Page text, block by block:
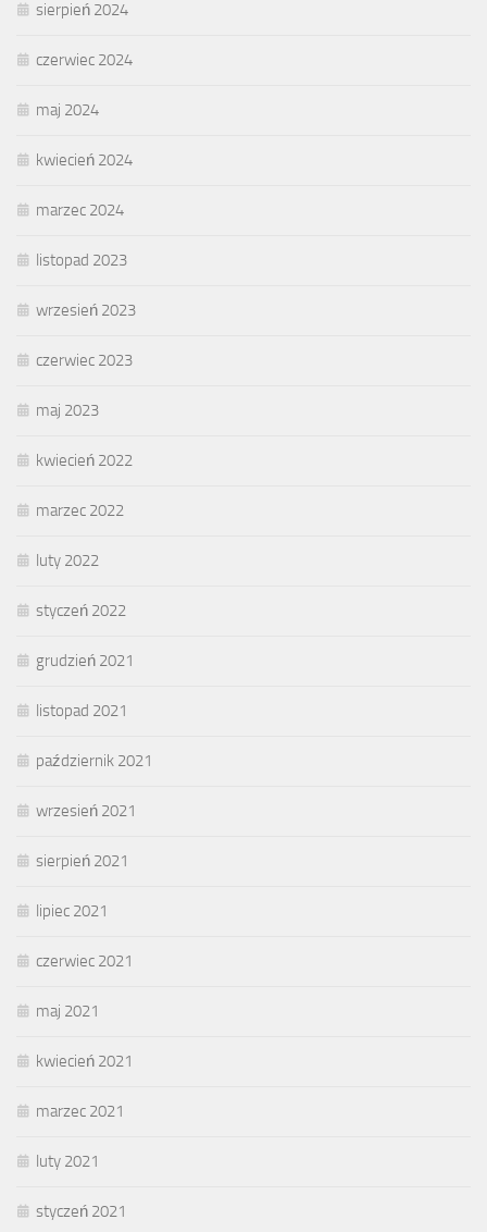
sierpień 2024
czerwiec 2024
maj 2024
kwiecień 2024
marzec 2024
listopad 2023
wrzesień 2023
czerwiec 2023
maj 2023
kwiecień 2022
marzec 2022
luty 2022
styczeń 2022
grudzień 2021
listopad 2021
październik 2021
wrzesień 2021
sierpień 2021
lipiec 2021
czerwiec 2021
maj 2021
kwiecień 2021
marzec 2021
luty 2021
styczeń 2021